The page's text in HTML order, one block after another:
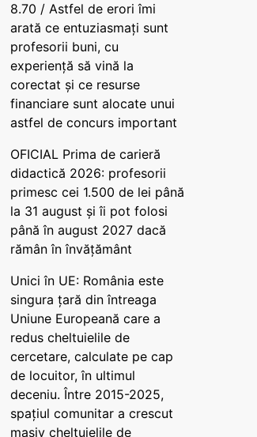
8.70 / Astfel de erori îmi
arată ce entuziasmați sunt
profesorii buni, cu
experiență să vină la
corectat și ce resurse
financiare sunt alocate unui
astfel de concurs important
OFICIAL Prima de carieră
didactică 2026: profesorii
primesc cei 1.500 de lei până
la 31 august și îi pot folosi
până în august 2027 dacă
rămân în învățământ
Unici în UE: România este
singura țară din întreaga
Uniune Europeană care a
redus cheltuielile de
cercetare, calculate pe cap
de locuitor, în ultimul
deceniu. Între 2015-2025,
spațiul comunitar a crescut
masiv cheltuielile de